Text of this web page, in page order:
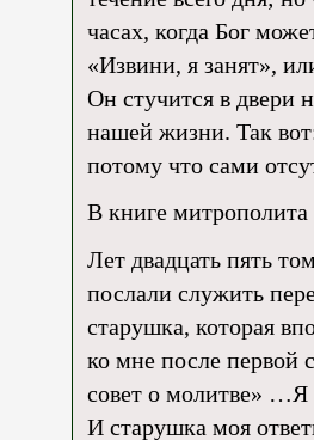
часах, когда Бог
«Извини, я занят»,
Он стучится в двери
нашей жизни. Так
потому что сами
В книге митрополита
Лет двадцать пять
послали служить
старушка, которая
ко мне после первой
совет о молитве» …Я
И старушка моя